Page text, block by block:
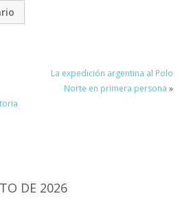
La expedición argentina al Polo
Norte en primera persona »
DE 2026